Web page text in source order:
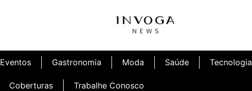
Eventos Gastronomia Moda Saúde Tecnologia
Coberturas Trabalhe Conosco